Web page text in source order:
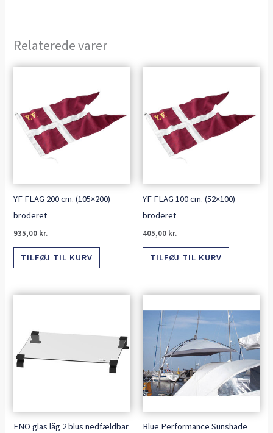
Relaterede varer
YF FLAG 200 cm. (105×200)
broderet
935,00 kr.
TILFØJ TIL KURV
YF FLAG 100 cm. (52×100)
broderet
405,00 kr.
TILFØJ TIL KURV
ENO glas låg 2 blus nedfældbar
Blue Performance Sunshade